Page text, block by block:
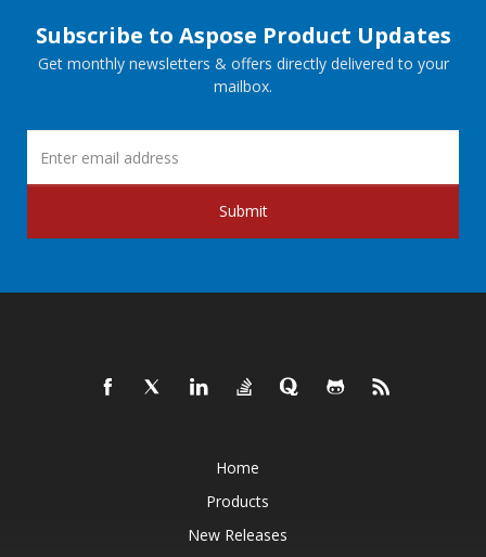
Subscribe to Aspose Product Updates
Get monthly newsletters & offers directly delivered to your
mailbox.
Submit
Home
Products
New Releases